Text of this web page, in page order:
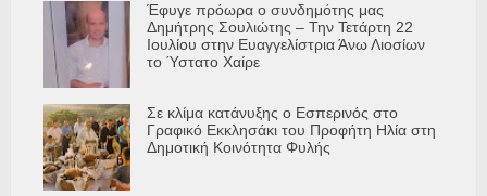
Έφυγε πρόωρα ο συνδημότης μας
Δημήτρης Σουλιώτης – Την Τετάρτη 22
Ιουλίου στην Ευαγγελίστρια Άνω Λιοσίων
το Ύστατο Χαίρε
Σε κλίμα κατάνυξης ο Εσπερινός στο
Γραφικό Εκκλησάκι του Προφήτη Ηλία στη
Δημοτική Κοινότητα Φυλής